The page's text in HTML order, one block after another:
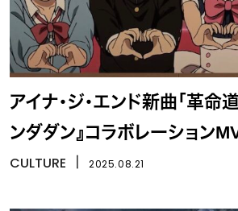
アイナ・ジ・エンド新曲「革命
ンダダン』コラボレーション
CULTURE 2025.08.21